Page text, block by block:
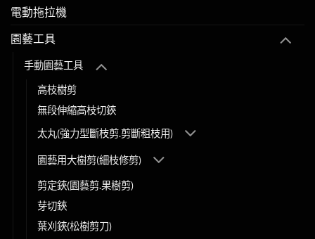
電動拖拉機
園藝工具
手動園藝工具
高枝樹剪
無段伸縮高枝切鋏
太丸(強力型斷枝剪.剪斷粗枝用)
園藝用大樹剪(細枝修剪)
剪定鋏(園藝剪.果樹剪)
芽切鋏
葉刈鋏(松樹剪刀)